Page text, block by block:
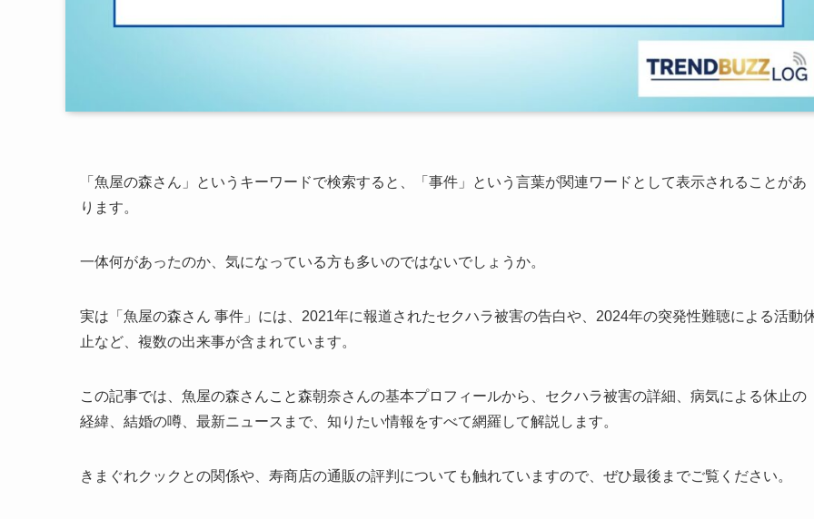
「魚屋の森さん」というキーワードで検索すると、「事件」という言葉が関連ワードとして表示されることがあ
ります。
一体何があったのか、気になっている方も多いのではないでしょうか。
実は「魚屋の森さん 事件」には、2021年に報道されたセクハラ被害の告白や、2024年の突発性難聴による活動
止など、複数の出来事が含まれています。
この記事では、魚屋の森さんこと森朝奈さんの基本プロフィールから、セクハラ被害の詳細、病気による休止の
経緯、結婚の噂、最新ニュースまで、知りたい情報をすべて網羅して解説します。
きまぐれクックとの関係や、寿商店の通販の評判についても触れていますので、ぜひ最後までご覧ください。